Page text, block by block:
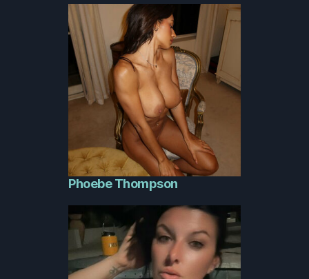
Phoebe Thompson